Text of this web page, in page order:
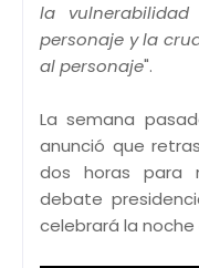
la
personaje y la
al personaje".
La semana
anunció que
dos horas para
debate
celebrará la